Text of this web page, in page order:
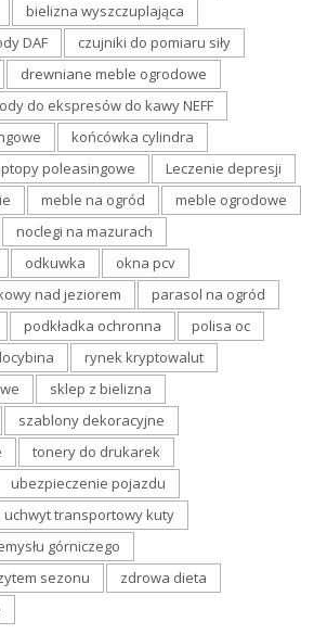
bielizna wyszczuplająca
DAF
czujniki do pomiaru siły
drewniane meble ogrodowe
do ekspresów do kawy NEFF
końcówka cylindra
poleasingowe
Leczenie depresji
meble na ogród
meble ogrodowe
noclegi na mazurach
odkuwka
okna pcv
nad jeziorem
parasol na ogród
podkładka ochronna
polisa oc
rynek kryptowalut
sklep z bielizna
szablony dekoracyjne
tonery do drukarek
ubezpieczenie pojazdu
uchwyt transportowy kuty
górniczego
sezonu
zdrowa dieta